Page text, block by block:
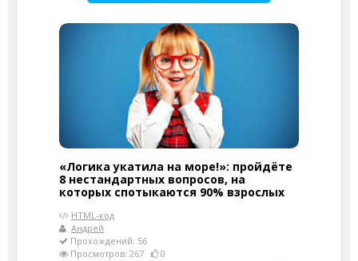
«Логика укатила на море!»: пройдёте
8 нестандартных вопросов, на
которых спотыкаются 90% взрослых
HTML-код
Андрей
Прохождений: 56
Просмотров: 267
0